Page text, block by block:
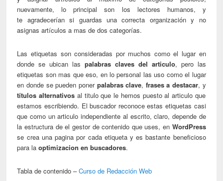
nuevamente, lo principal son los lectores humanos, y
te agradecerían si guardas una correcta organización y no
asignas artículos a mas de dos categorías.
Las etiquetas son consideradas por muchos como el lugar en
donde se ubican laspalabras claves del articulo, pero las
etiquetas son mas que eso, en lo personal las uso como el lugar
en donde se pueden poner palabras clave, frases a destacar, y
títulos alternativos al titulo que le hemos puesto al articulo que
estamos escribiendo. El buscador reconoce estas etiquetas casi
que como un articulo independiente al escrito, claro, depende de
la estructura de el gestor de contenido que uses, en WordPress
se crea una pagina por cada etiqueta y es bastante beneficioso
para laoptimizacion en buscadores.
Tabla de contenido –Curso de Redacción Web